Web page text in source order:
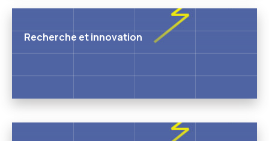
Recherche et innovation